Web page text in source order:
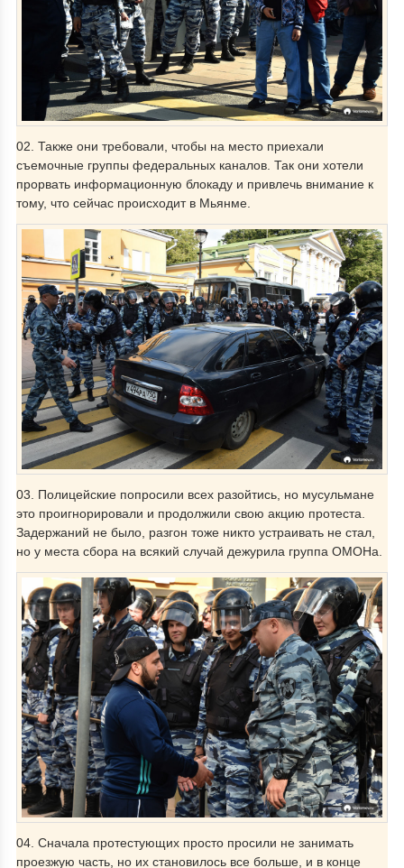
02. Также они требовали, чтобы на место приехали
съемочные группы федеральных каналов. Так они хотели
прорвать информационную блокаду и привлечь внимание к
тому, что сейчас происходит в Мьянме.
03. Полицейские попросили всех разойтись, но мусульмане
это проигнорировали и продолжили свою акцию протеста.
Задержаний не было, разгон тоже никто устраивать не стал,
но у места сбора на всякий случай дежурила группа ОМОНа.
04. Сначала протестующих просто просили не занимать
проезжую часть, но их становилось все больше, и в конце